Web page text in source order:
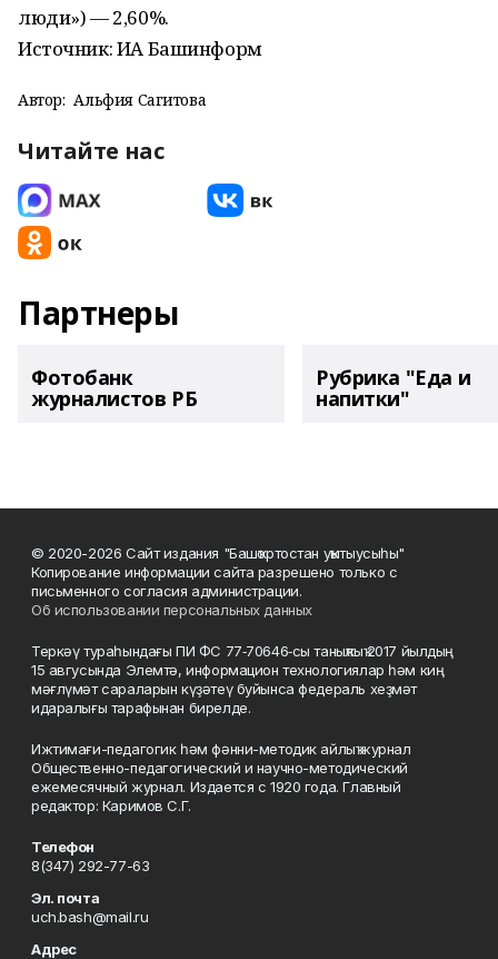
люди») — 2,60%.
Источник: ИА Башинформ
Автор: Альфия Сагитова
Читайте нас
Партнеры
Фотобанк
журналистов РБ
Рубрика "Еда и
напитки"
© 2020-2026 Сайт издания "Башҡортостан уҡытыусыһы"
Копирование информации сайта разрешено только с
письменного согласия администрации.
Об использовании персональных данных
Теркәү тураһындағы ПИ ФС 77‑70646‑сы таныҡлыҡ 2017 йылдың
15 авгусында Элемтә, информацион технологиялар һәм киң
мәғлүмәт сараларын күҙәтеү буйынса федераль хеҙмәт
идаралығы тарафынан бирелде.
Ижтимағи-педагогик һәм фәнни-методик айлыҡ журнал
Общественно-педагогический и научно-методический
ежемесячный журнал. Издается с 1920 года. Главный
редактор: Каримов С.Г.
Телефон
8(347) 292-77-63
Эл. почта
uch.bash@mail.ru
Адрес